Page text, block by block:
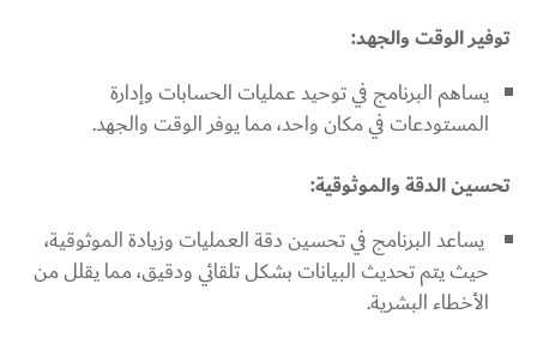
توفير الوقت والجهد:
يساهم البرنامج في توحيد عمليات الحسابات وإدارة
المستودعات في مكان واحد، مما يوفر الوقت والجهد.
تحسين الدقة والموثوقية:
يساعد البرنامج في تحسين دقة العمليات وزيادة الموثوقية،
حيث يتم تحديث البيانات بشكل تلقائي ودقيق، مما يقلل من
الأخطاء البشرية.